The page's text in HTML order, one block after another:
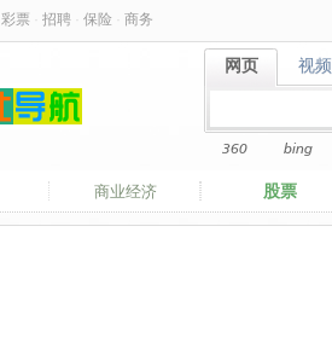
彩票 招聘 保险 商务
网页
网页 视频
视频
360 bing
商业经济 股票